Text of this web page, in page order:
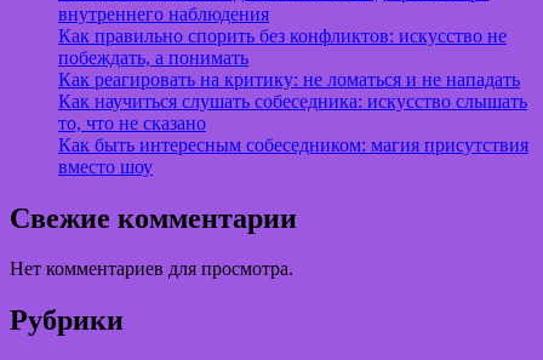
внутреннего наблюдения
Как правильно спорить без конфликтов: искусство не
побеждать, а понимать
Как реагировать на критику: не ломаться и не нападать
Как научиться слушать собеседника: искусство слышать
то, что не сказано
Как быть интересным собеседником: магия присутствия
вместо шоу
Свежие комментарии
Нет комментариев для просмотра.
Рубрики